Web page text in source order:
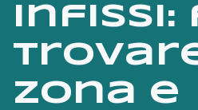
infissi:
zona e